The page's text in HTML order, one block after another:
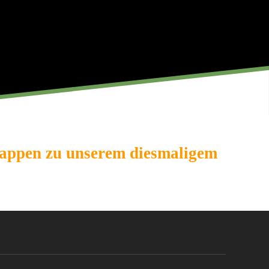
zu unserem diesmaligem